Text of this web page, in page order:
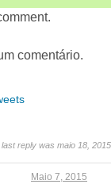
comentário.
last reply was maio 18, 2015
Maio 7, 2015